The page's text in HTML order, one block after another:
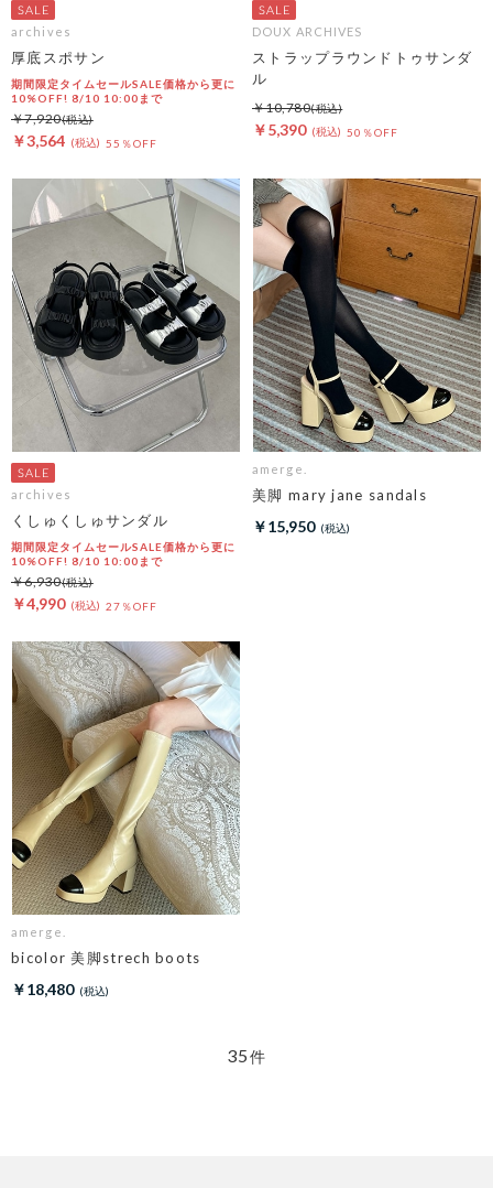
archives
厚底スポサン
期間限定タイムセールSALE価格から更に
10%OFF! 8/10 10:00まで
￥3,564 55％OFF
￥7,920
DOUX ARCHIVES
ストラップラウンドトゥサンダ
ル
￥5,390 50％OFF
￥10,780
archives
くしゅくしゅサンダル
期間限定タイムセールSALE価格から更に
10%OFF! 8/10 10:00まで
￥4,990 27％OFF
￥6,930
amerge.
美脚 mary jane sandals
￥15,950
amerge.
bicolor 美脚strech boots
￥18,480
35件